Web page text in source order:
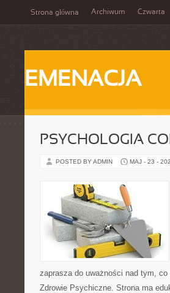
Strona główna Archiwum Czwarta
EMENACJA
PSYCHOLOGIA
POSTED BY ADMIN MAJ - 23 -
zaprasza do uważności nad tym,
Zdrowie Psychiczne. Strona ma